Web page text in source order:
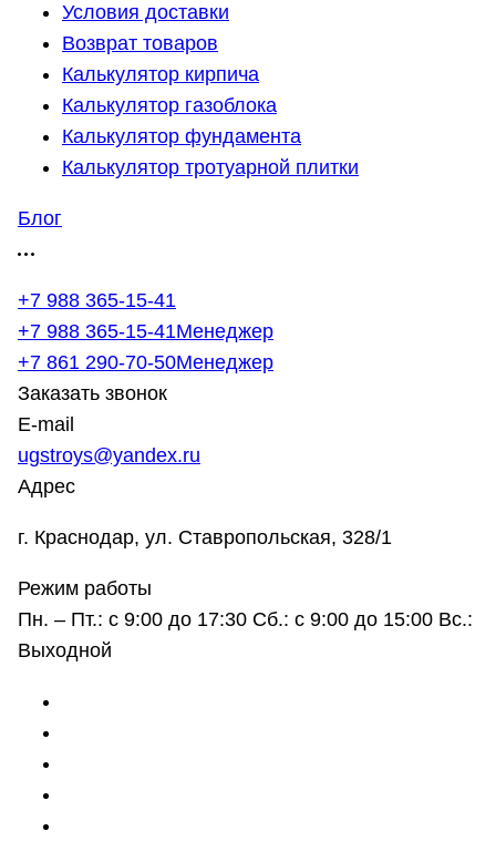
Условия доставки
Возврат товаров
Калькулятор кирпича
Калькулятор газоблока
Калькулятор фундамента
Калькулятор тротуарной плитки
Блог
+7 988 365-15-41
+7 988 365-15-41Менеджер
+7 861 290-70-50Менеджер
Заказать звонок
E-mail
ugstroys@yandex.ru
Адрес
г. Краснодар, ул. Ставропольская, 328/1
Режим работы
Пн. – Пт.: с 9:00 до 17:30 Сб.: с 9:00 до 15:00 Вс.:
Выходной